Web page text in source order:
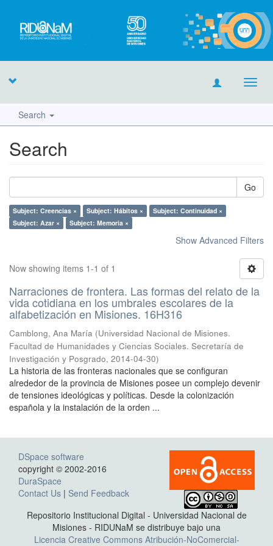
Search
Search
Go
Subject: Creencias × Subject: Hábitos ×
Subject: Continuidad ×
Subject: Azar ×
Subject: Memoria ×
Show Advanced Filters
Now showing items 1-1 of 1
Narraciones de frontera. Las formas del relato de la
vida cotidiana en los umbrales escolares de la
alfabetización en Misiones. 16H316
Camblong, Ana María (Universidad Nacional de Misiones.
Facultad de Humanidades y Ciencias Sociales. Secretaría de
Investigación y Posgrado, 2014-04-30)
La historia de las fronteras nacionales que se configuran
alrededor de la provincia de Misiones posee un complejo devenir
de tensiones ideológicas y políticas. Desde la colonización
española y la instalación de la orden ...
DSpace software
copyright © 2002-2016
DuraSpace
Contact Us | Send Feedback
Repositorio Institucional Digital - Universidad Nacional de
Misiones - RIDUNaM se distribuye bajo una
Licencia Creative Commons Atribución-NoComercial-